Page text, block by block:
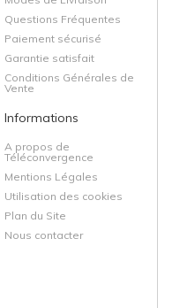
Questions Fréquentes
Paiement sécurisé
Garantie satisfait
Conditions Générales de
Vente
Informations
A propos de
Téléconvergence
Mentions Légales
Utilisation des cookies
Plan du Site
Nous contacter